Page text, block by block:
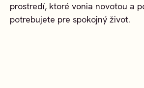
prostredí, ktoré vonia novotou a
potrebujete pre spokojný život.